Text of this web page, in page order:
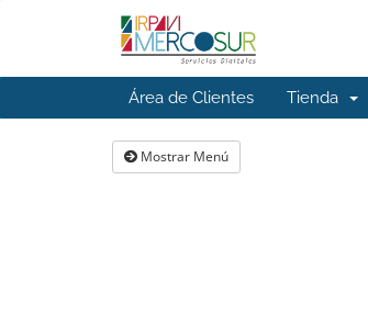
Área de Clientes Tienda
Mostrar Menú